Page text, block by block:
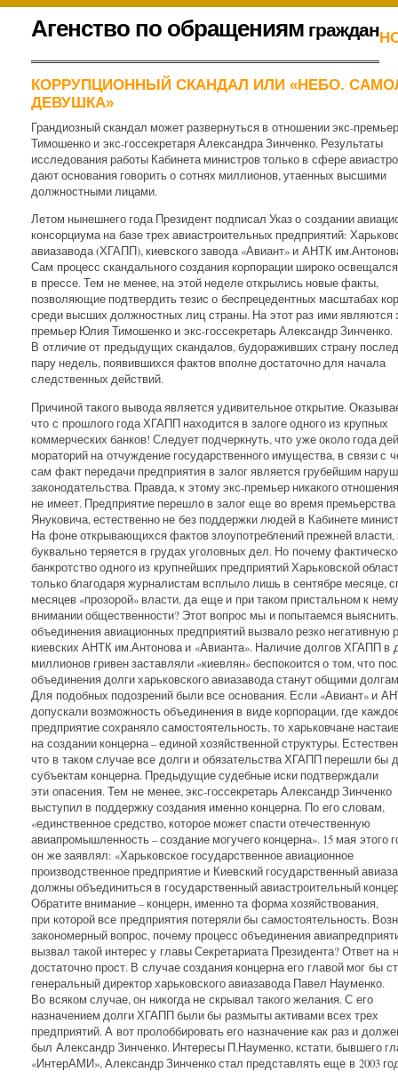
К
содержимому .
Агенство по обращениямграждан
КОРРУПЦИОННЫЙ СКАНДАЛ ИЛИ «НЕБО.
ДЕВУШКА»
Грандиозный скандал может развернуться в отношении экс-
Тимошенко и экс-госсекретаря Александра Зинченко. Результаты
исследования работы Кабинета министров только в сфере
дают основания говорить о сотнях миллионов, утаенных высшими
должностными лицами.
Летом нынешнего года Президент подписал Указ о создании
консорциума на базе трех авиастроительных предприятий:
авиазавода (ХГАПП), киевского завода «Авиант» и АНТК
Сам процесс скандального создания корпорации широко освещался
в прессе. Тем не менее, на этой неделе открылись новые факты,
позволяющие подтвердить тезис о беспрецедентных масштабах
среди высших должностных лиц страны. На этот раз ими являются
премьер Юлия Тимошенко и экс-госсекретарь Александр Зинченко.
В отличие от предыдущих скандалов, будораживших страну
пару недель, появившихся фактов вполне достаточно для начала
следственных действий.
Причиной такого вывода является удивительное открытие.
что с прошлого года ХГАПП находится в залоге одного из крупных
коммерческих банков! Следует подчеркнуть, что уже около года
мораторий на отчуждение государственного имущества, в связи с
сам факт передачи предприятия в залог является грубейшим
законодательства. Правда, к этому экс-премьер никакого отношения
не имеет. Предприятие перешло в залог еще во время премьерства
Януковича, естественно не без поддержки людей в Кабинете
На фоне открывающихся фактов злоупотреблений прежней власти,
буквально теряется в грудах уголовных дел. Но почему
банкротство одного из крупнейших предприятий Харьковской
только благодаря журналистам всплыло лишь в сентябре месяце,
месяцев «прозорой» власти, да еще и при таком пристальном к нему
внимании общественности? Этот вопрос мы и попытаемся
объединения авиационных предприятий вызвало резко негативную
киевских АНТК им.Антонова и «Авианта». Наличие долгов ХГАПП в
миллионов гривен заставляли «киевлян» беспокоится о том, что
объединения долги харьковского авиазавода станут общими
Для подобных подозрений были все основания. Если «Авиант» и
допускали возможность объединения в виде корпорации, где
предприятие сохраняло самостоятельность, то харьковчане
на создании концерна – единой хозяйственной структуры.
что в таком случае все долги и обязательства ХГАПП перешли бы
субъектам концерна. Предыдущие судебные иски подтверждали
эти опасения. Тем не менее, экс-госсекретарь Александр Зинченко
выступил в поддержку создания именно концерна. По его словам,
«единственное средство, которое может спасти отечественную
авиапромышленность – создание могучего концерна». 15 мая этого
он же заявлял: «Харьковское государственное авиационное
производственное предприятие и Киевский государственный
должны объединиться в государственный авиастроительный
Обратите внимание – концерн, именно та форма хозяйствования,
при которой все предприятия потеряли бы самостоятельность.
закономерный вопрос, почему процесс объединения
вызвал такой интерес у главы Секретариата Президента? Ответ на
достаточно прост. В случае создания концерна его главой мог бы
генеральный директор харьковского авиазавода Павел Науменко.
Во всяком случае, он никогда не скрывал такого желания. С его
назначением долги ХГАПП были бы размыты активами всех трех
предприятий. А вот пролоббировать его назначение как раз и
был Александр Зинченко. Интересы П.Науменко, кстати, бывшего
«ИнтерАМИ», Александр Зинченко стал представлять еще в 2003